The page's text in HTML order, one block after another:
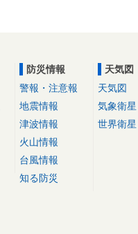
防災情報
警報・注意報
地震情報
津波情報
火山情報
台風情報
知る防災
天気図
天気図
気象衛星
世界衛星